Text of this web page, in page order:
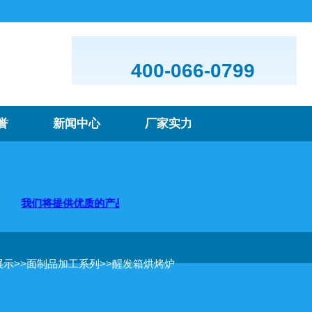
400-066-0799
新闻中心 厂家实力
供优质的产品及服务，欢迎咨询购买
示>>面制品加工系列>>醒发箱烘烤炉